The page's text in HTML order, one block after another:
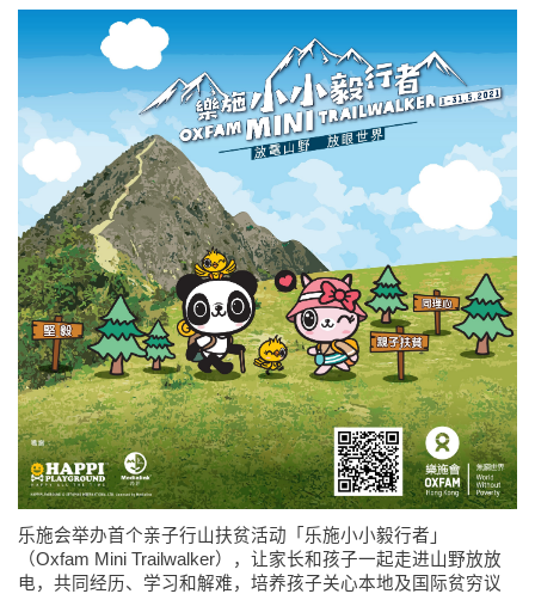
乐施会举办首个亲子行山扶贫活动「乐施小小毅行者」
（Oxfam Mini Trailwalker），让家长和孩子一起走进山野放放
电，共同经历、学习和解难，培养孩子关心本地及国际贫穷议